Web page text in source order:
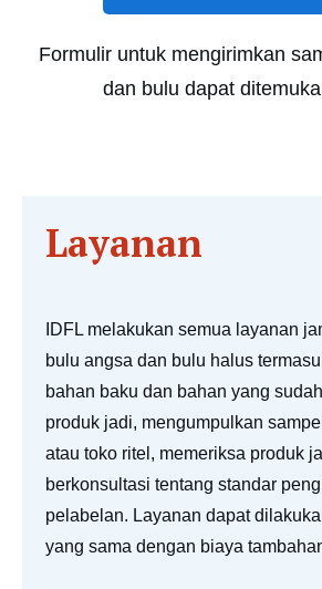
Formulir untuk mengirimkan
dan bulu dapat
Layanan
IDFL melakukan semua layanan
bulu angsa dan bulu halus
bahan baku dan bahan yang
produk jadi, mengumpulkan
atau toko ritel, memeriksa produk
berkonsultasi tentang standar
pelabelan. Layanan dapat
yang sama dengan biaya